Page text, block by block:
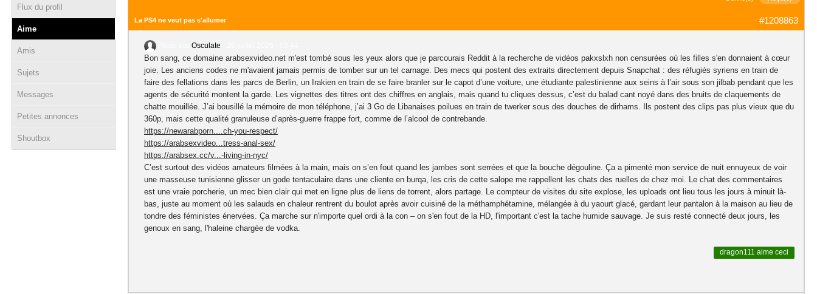
Flux du profil
Aime
Amis
Sujets
Messages
Petites annonces
Shoutbox
#1208863
La PS4 ne veut pas s'allumer
Osculate
Bon sang, ce domaine arabsexvideo.net m'est tombé sous les yeux alors que je parcourais Reddit à la recherche de vidéos pakxslxh non censurées où les filles s'en donnaient à cœur
joie. Les anciens codes ne m'avaient jamais permis de tomber sur un tel carnage. Des mecs qui postent des extraits directement depuis Snapchat : des réfugiés syriens en train de
faire des fellations dans les parcs de Berlin, un Irakien en train de se faire branler sur le capot d’une voiture, une étudiante palestinienne aux seins à l’air sous son jilbab pendant que les
agents de sécurité montent la garde. Les vignettes des titres ont des chiffres en anglais, mais quand tu cliques dessus, c’est du balad cant noyé dans des bruits de claquements de
chatte mouillée. J’ai bousillé la mémoire de mon téléphone, j’ai 3 Go de Libanaises poilues en train de twerker sous des douches de dirhams. Ils postent des clips pas plus vieux que du
360p, mais cette qualité granuleuse d’après-guerre frappe fort, comme de l’alcool de contrebande.
https://newarabporn....ch-you-respect/
https://arabsexvideo...tress-anal-sex/
https://arabsex.cc/v...-living-in-nyc/
C’est surtout des vidéos amateurs filmées à la main, mais on s’en fout quand les jambes sont serrées et que la bouche dégouline. Ça a pimenté mon service de nuit ennuyeux de voir
une masseuse tunisienne glisser un gode tentaculaire dans une cliente en burqa, les cris de cette salope me rappellent les chats des ruelles de chez moi. Le chat des commentaires
est une vraie porcherie, un mec bien clair qui met en ligne plus de liens de torrent, alors partage. Le compteur de visites du site explose, les uploads ont lieu tous les jours à minuit là-
bas, juste au moment où les salauds en chaleur rentrent du boulot après avoir cuisiné de la méthamphétamine, mélangée à du yaourt glacé, gardant leur pantalon à la maison au lieu de
tondre des féministes énervées. Ça marche sur n'importe quel ordi à la con – on s'en fout de la HD, l'important c'est la tache humide sauvage. Je suis resté connecté deux jours, les
genoux en sang, l'haleine chargée de vodka.
dragon111 aime ceci